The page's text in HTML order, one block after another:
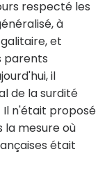
respecté les
à
et
parents
il
de la surdité
Il n'était proposé
la mesure où
était